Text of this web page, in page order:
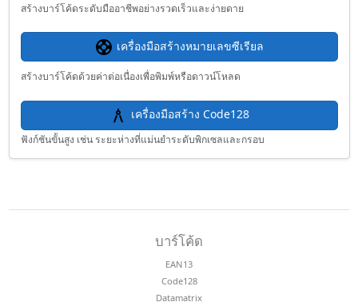
สร้างบาร์โค้ดระดับมืออาชีพอย่างรวดเร็วและง่ายดาย
เครื่องมือสร้างหมายเลขซีเรียล
สร้างบาร์โค้ดด้วยค่าต่อเนื่องเพื่อพิมพ์หรือดาวน์โหลด
เครื่องมือสร้าง Code128
ฟังก์ชันขั้นสูง เช่น ระยะห่างที่แม่นยำระดับพิกเซลและกรอบ
บาร์โค้ด
EAN13
Code128
Datamatrix